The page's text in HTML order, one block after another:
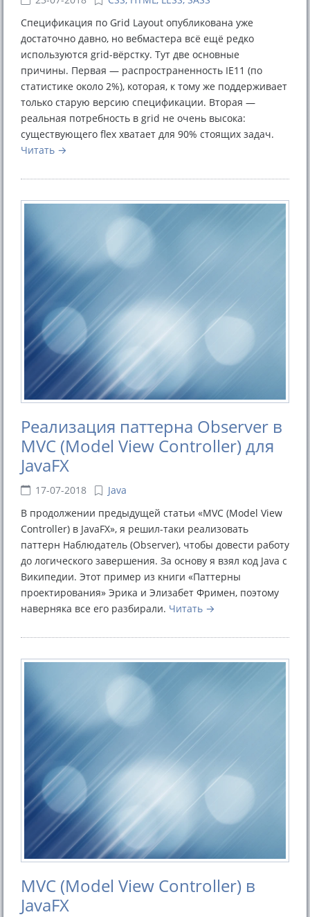
Спецификация по Grid Layout опубликована уже
достаточно давно, но вебмастера всё ещё редко
используются grid-вёрстку. Тут две основные
причины. Первая — распространенность IE11 (по
статистике около 2%), которая, к тому же поддерживает
только старую версию спецификации. Вторая —
реальная потребность в grid не очень высока:
существующего flex хватает для 90% стоящих задач.
Читать
Реализация паттерна Observer в
MVC (Model View Controller) для
JavaFX
17-07-2018
Java
В продолжении предыдущей статьи «MVC (Model View
Controller) в JavaFX», я решил-таки реализовать
паттерн Наблюдатель (Observer), чтобы довести работу
до логического завершения. За основу я взял код Java с
Википедии. Этот пример из книги «Паттерны
проектирования» Эрика и Элизабет Фримен, поэтому
наверняка все его разбирали. Читать
MVC (Model View Controller) в
JavaFX